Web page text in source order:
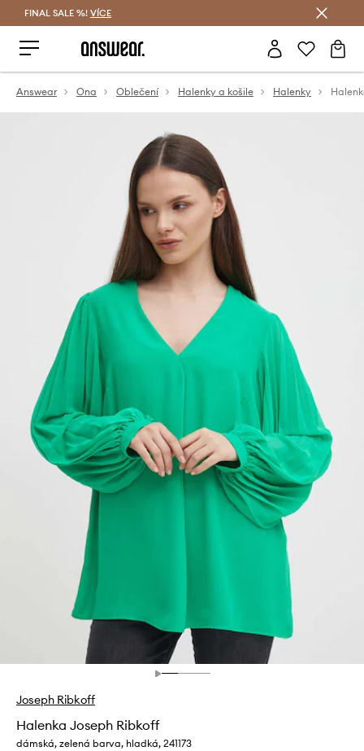
FINAL SALE %! VÍCE
Answear Ona Oblečení Halenky a košile Halenky
Joseph Ribkoff
Halenka Joseph Ribkoff
dámská, zelená barva, hladká, 241173